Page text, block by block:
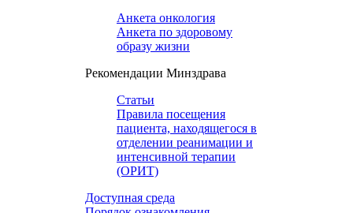
Анкета онкология
Анкета по здоровому
образу жизни
Рекомендации Минздрава
Статьи
Правила посещения
пациента, находящегося в
отделении реанимации и
интенсивной терапии
(ОРИТ)
Доступная среда